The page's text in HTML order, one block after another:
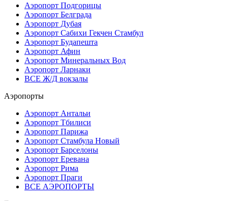
Аэропорт Подгорицы
Аэропорт Белграда
Аэропорт Дубая
Аэропорт Сабихи Гекчен Стамбул
Аэропорт Будапешта
Аэропорт Афин
Аэропорт Минеральных Вод
Аэропорт Ларнаки
ВСЕ Ж/Д вокзалы
Аэропорты
Аэропорт Антальи
Аэропорт Тбилиси
Аэропорт Парижа
Аэропорт Стамбула Новый
Аэропорт Барселоны
Аэропорт Еревана
Аэропорт Рима
Аэропорт Праги
ВСЕ АЭРОПОРТЫ